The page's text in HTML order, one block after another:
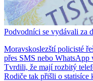
Podvodníci se vydávali za
Moravskoslezští policisté
přes SMS nebo WhatsApp
Tvrdili, že mají rozbitý
Rodiče tak přišli o statisíce